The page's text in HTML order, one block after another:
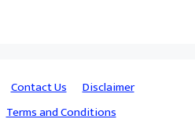
Contact Us
Disclaimer
Terms and Conditions